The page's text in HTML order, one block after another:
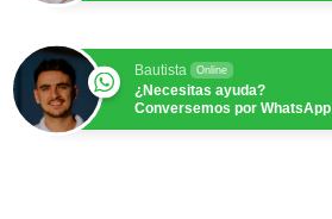
Bautista Online
¿Necesitas ayuda?
Conversemos por WhatsApp